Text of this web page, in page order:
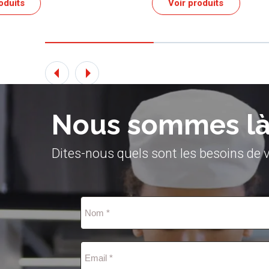
Voir produits
Nous sommes
Dites-nous quels sont les besoins